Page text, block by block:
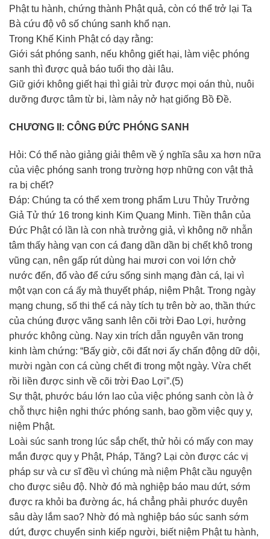
Phật tu hành, chứng thành Phật quả, còn có thể trở lại Ta
Bà cứu độ vô số chúng sanh khổ nạn.
Trong Khế Kinh Phật có dạy rằng:
Giới sát phóng sanh, nếu không giết hại, làm việc phóng
sanh thì được quả báo tuổi thọ dài lâu.
Giữ giới không giết hại thì giải trừ được mọi oán thù, nuôi
dưỡng được tâm từ bi, làm nảy nở hạt giống Bồ Đề.
CHƯƠNG II: CÔNG ĐỨC PHÓNG SANH
Hỏi: Có thể nào giảng giải thêm về ý nghĩa sâu xa hơn nữa
của việc phóng sanh trong trường hợp những con vật thả
ra bị chết?
Đáp: Chúng ta có thể xem trong phẩm Lưu Thủy Trưởng
Giả Tử thứ 16 trong kinh Kim Quang Minh. Tiền thân của
Đức Phật có lần là con nhà trưởng giả, vì không nỡ nhẫn
tâm thấy hàng vạn con cá đang dần dần bị chết khô trong
vũng cạn, nên gấp rút dùng hai mươi con voi lớn chở
nước đến, đổ vào để cứu sống sinh mạng đàn cá, lại vì
một vạn con cá ấy mà thuyết pháp, niệm Phật. Trong ngày
mạng chung, số thi thể cá này tích tụ trên bờ ao, thần thức
của chúng được vãng sanh lên cõi trời Đao Lợi, hưởng
phước không cùng. Nay xin trích dẫn nguyên văn trong
kinh làm chứng: “Bấy giờ, cõi đất nơi ấy chấn động dữ dội,
mười ngàn con cá cùng chết đi trong một ngày. Vừa chết
rồi liền được sinh về cõi trời Đao Lợi”.(5)
Sự thật, phước báu lớn lao của việc phóng sanh còn là ở
chỗ thực hiện nghi thức phóng sanh, bao gồm việc quy y,
niệm Phật.
Loài súc sanh trong lúc sắp chết, thử hỏi có mấy con may
mắn được quy y Phật, Pháp, Tăng? Lại còn được các vị
pháp sư và cư sĩ đều vì chúng mà niệm Phật cầu nguyện
cho được siêu độ. Nhờ đó mà nghiệp báo mau dứt, sớm
được ra khỏi ba đường ác, há chẳng phải phước duyên
sâu dày lắm sao? Nhờ đó mà nghiệp báo súc sanh sớm
dứt, được chuyển sinh kiếp người, biết niệm Phật tu hành,